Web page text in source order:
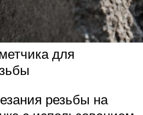
для
резьбы на